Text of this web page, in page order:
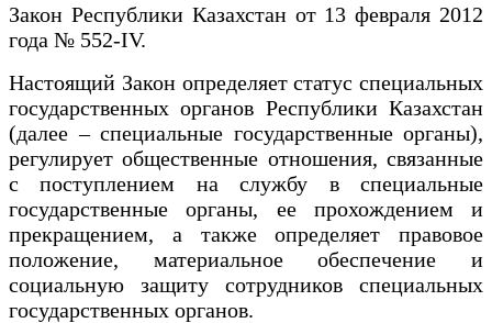
Закон Республики Казахстан от 13 февраля 2012
года № 552-IV.
Настоящий Закон определяет статус специальных
государственных органов Республики Казахстан
(далее – специальные государственные органы),
регулирует общественные отношения, связанные
с поступлением на службу в специальные
государственные органы, ее прохождением и
прекращением, а также определяет правовое
положение, материальное обеспечение и
социальную защиту сотрудников специальных
государственных органов.